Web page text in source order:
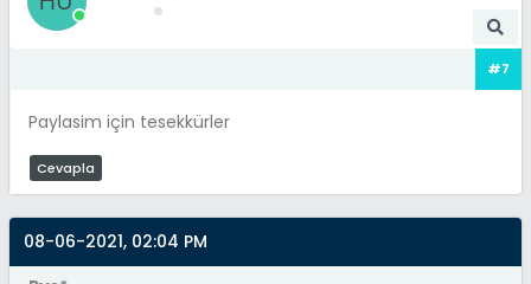
#7
Paylasim için tesekkürler
Cevapla
08-06-2021, 02:04 PM